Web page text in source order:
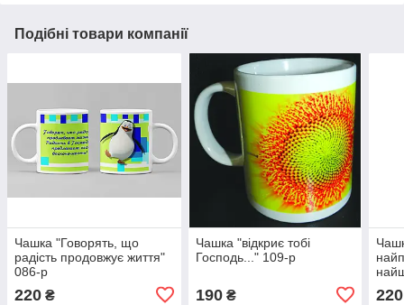
Подібні товари компанії
Чашка "Говорять, що
радість продовжує життя"
086-р
220 ₴
Чашка "відкриє тобі
Господь..." 109-р
190₴ 220